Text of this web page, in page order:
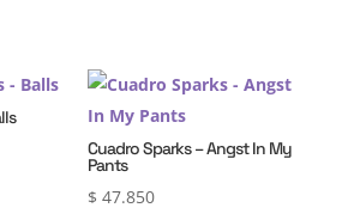
Cuadro Sparks – Angst In My
Pants
$ 47.850